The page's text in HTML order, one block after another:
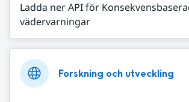
Ladda ner API för
vädervarningar
Forskning och utveckling